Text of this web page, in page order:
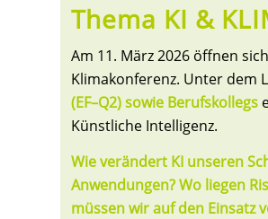
Thema KI &
Am 11. März 2026 öffnen
Klimakonferenz. Unter dem
(EF–Q2) sowie Berufskollegs
Künstliche Intelligenz.
Wie verändert KI unseren
Anwendungen? Wo liegen
müssen wir auf den Einsatz